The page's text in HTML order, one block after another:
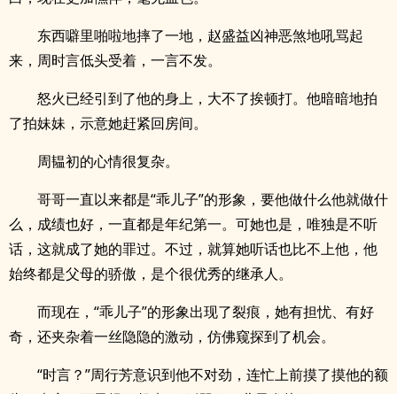
东西噼里啪啦地摔了一地，赵盛益凶神恶煞地吼骂起
来，周时言低头受着，一言不发。
怒火已经引到了他的身上，大不了挨顿打。他暗暗地拍
了拍妹妹，示意她赶紧回房间。
周韫初的心情很复杂。
哥哥一直以来都是“乖儿子”的形象，要他做什么他就做什
么，成绩也好，一直都是年纪第一。可她也是，唯独是不听
话，这就成了她的罪过。不过，就算她听话也比不上他，他
始终都是父母的骄傲，是个很优秀的继承人。
而现在，“乖儿子”的形象出现了裂痕，她有担忧、有好
奇，还夹杂着一丝隐隐的激动，仿佛窥探到了机会。
“时言？”周行芳意识到他不对劲，连忙上前摸了摸他的额